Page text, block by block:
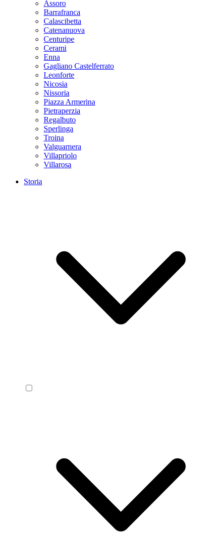
Assoro
Barrafranca
Calascibetta
Catenanuova
Centuripe
Cerami
Enna
Gagliano Castelferrato
Leonforte
Nicosia
Nissoria
Piazza Armerina
Pietraperzia
Regalbuto
Sperlinga
Troina
Valguarnera
Villapriolo
Villarosa
Storia